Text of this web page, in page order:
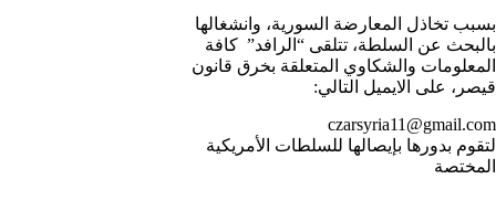
بسبب تخاذل المعارضة السورية، وانشغالها
بالبحث عن السلطة، تتلقى “الرافد” كافة
المعلومات والشكاوي المتعلقة بخرق قانون
قيصر، على الايميل التالي:
czarsyria11@gmail.com
لتقوم بدورها بإيصالها للسلطات الأمريكية
المختصة